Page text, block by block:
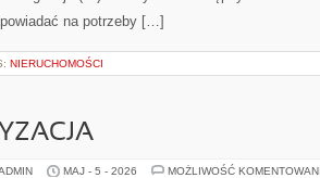
na potrzeby […]
NIERUCHOMOŚCI
MAJ - 5 - 2026 MOŻLIWOŚĆ